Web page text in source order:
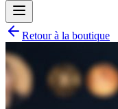
Retour à la boutique